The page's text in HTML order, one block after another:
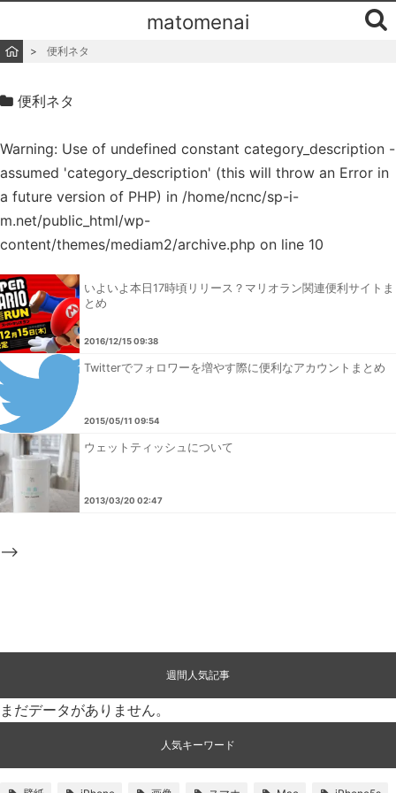
matomenai
便利ネタ
便利ネタ
Warning: Use of undefined constant category_description -
assumed 'category_description' (this will throw an Error in
a future version of PHP) in /home/ncnc/sp-i-
m.net/public_html/wp-
content/themes/mediam2/archive.php on line 10
いよいよ本日17時頃リリース？マリオラン関連便利サイトま
とめ
2016/12/15 09:38
Twitterでフォロワーを増やす際に便利なアカウントまとめ
2015/05/11 09:54
ウェットティッシュについて
2013/03/20 02:47
-->
週間人気記事
まだデータがありません。
人気キーワード